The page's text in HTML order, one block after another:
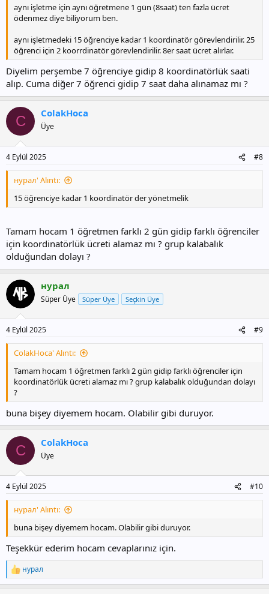
aynı işletme için aynı öğretmene 1 gün (8saat) ten fazla ücret
ödenmez diye biliyorum ben.
aynı işletmedeki 15 öğrenciye kadar 1 koordinatör görevlendirilir. 25
öğrenci için 2 koorrdinatör görevlendirilir. 8er saat ücret alırlar.
Diyelim perşembe 7 öğrenciye gidip 8 koordinatörlük saati
alıp. Cuma diğer 7 öğrenci gidip 7 saat daha alınamaz mı ?
C ColakHoca
Üye
4 Eylül 2025 #8
нурал' Alıntı:
15 öğrenciye kadar 1 koordinatör der yönetmelik
Tamam hocam 1 öğretmen farklı 2 gün gidip farklı öğrenciler
için koordinatörlük ücreti alamaz mı ? grup kalabalık
olduğundan dolayı ?
нурал
Süper Üye Süper Üye Seçkin Üye
4 Eylül 2025 #9
ColakHoca' Alıntı:
Tamam hocam 1 öğretmen farklı 2 gün gidip farklı öğrenciler için
koordinatörlük ücreti alamaz mı ? grup kalabalık olduğundan dolayı
?
buna bişey diyemem hocam. Olabilir gibi duruyor.
C ColakHoca
Üye
4 Eylül 2025 #10
нурал' Alıntı:
buna bişey diyemem hocam. Olabilir gibi duruyor.
Teşekkür ederim hocam cevaplarınız için.
T
e
нурал